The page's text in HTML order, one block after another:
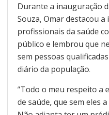
Durante a inauguração
Souza, Omar destacou
profissionais da saúde
público e lembrou que
sem pessoas
diário da população.
“Todo o meu respeito a
de saúde, que sem eles